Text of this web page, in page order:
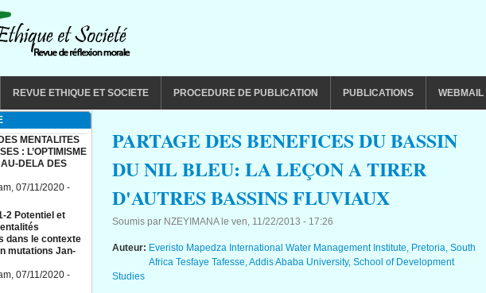
REVUE ETHIQUE ET SOCIETE PROCEDURE DE PUBLICATION PUBLICATIONS WEBMAIL
PARTAGE DES BENEFICES DU BASSIN
DU NIL BLEU: LA LEÇON A TIRER
D'AUTRES BASSINS FLUVIAUX
Soumis par NZEYIMANAle ven, 11/22/2013 - 17:26
Auteur: Everisto Mapedza International Water Management Institute, Pretoria, South
Africa Tesfaye Tafesse, Addis Ababa University, School of Development
Studies
MENTALITES
: L’OPTIMISME
AU-DELA DES
07/11/2020 -
2 Potentiel et
dans le contexte
mutations Jan-
07/11/2020 -